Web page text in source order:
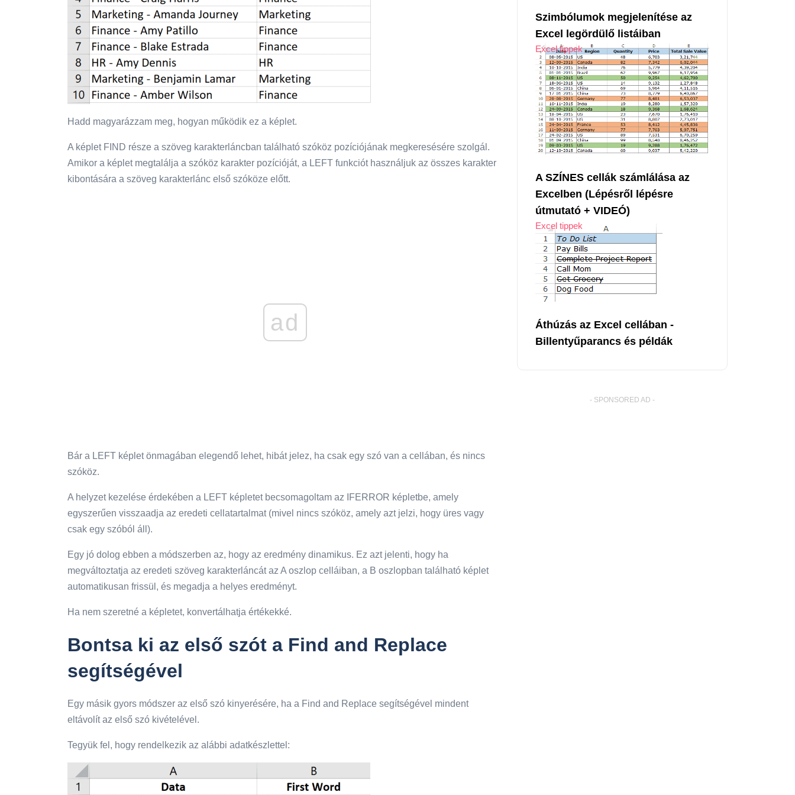
Hadd magyarázzam meg, hogyan működik ez a képlet.
A képlet FIND része a szöveg karakterláncban található szóköz pozíciójának megkeresésére szolgál.
Amikor a képlet megtalálja a szóköz karakter pozícióját, a LEFT funkciót használjuk az összes karakter
kibontására a szöveg karakterlánc első szóköze előtt.
ad
Bár a LEFT képlet önmagában elegendő lehet, hibát jelez, ha csak egy szó van a cellában, és nincs
szóköz.
A helyzet kezelése érdekében a LEFT képletet becsomagoltam az IFERROR képletbe, amely
egyszerűen visszaadja az eredeti cellatartalmat (mivel nincs szóköz, amely azt jelzi, hogy üres vagy
csak egy szóból áll).
Egy jó dolog ebben a módszerben az, hogy az eredmény dinamikus. Ez azt jelenti, hogy ha
megváltoztatja az eredeti szöveg karakterláncát az A oszlop celláiban, a B oszlopban található képlet
automatikusan frissül, és megadja a helyes eredményt.
Ha nem szeretné a képletet, konvertálhatja értékekké.
Bontsa ki az első szót a Find and Replace
segítségével
Egy másik gyors módszer az első szó kinyerésére, ha a Find and Replace segítségével mindent
eltávolít az első szó kivételével.
Tegyük fel, hogy rendelkezik az alábbi adatkészlettel:
Szimbólumok megjelenítése az
Excel legördülő listáiban
Excel tippek
A SZÍNES cellák számlálása az
Excelben (Lépésről lépésre
útmutató + VIDEÓ)
Excel tippek
Áthúzás az Excel cellában -
Billentyűparancs és példák
- SPONSORED AD -